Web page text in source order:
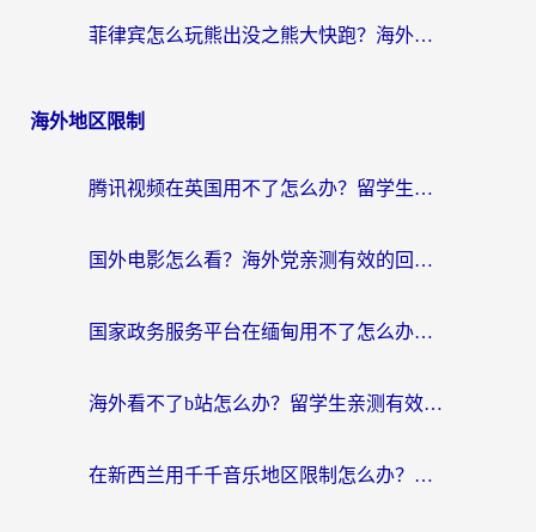
菲律宾怎么玩熊出没之熊大快跑？海外党国服游戏加速终极攻略（附3款热门游戏实测）
海外地区限制
腾讯视频在英国用不了怎么办？留学生亲测有效的回国加速器指南
国外电影怎么看？海外党亲测有效的回国加速器选择指南
国家政务服务平台在缅甸用不了怎么办？海外华人必看的回国加速全攻略
海外看不了b站怎么办？留学生亲测有效的回国加速器选择攻略，解决豆瓣音乐、美团外卖难题
在新西兰用千千音乐地区限制怎么办？海外华人必备的回国加速解决方案